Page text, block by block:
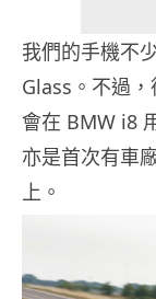
我們的手機不
Glass。不過
會在 BMW i8
亦是首次有車
上。